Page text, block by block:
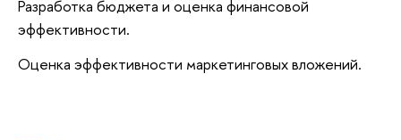
Разработка бюджета и оценка финансовой
эффективности.
Оценка эффективности маркетинговых вложений.